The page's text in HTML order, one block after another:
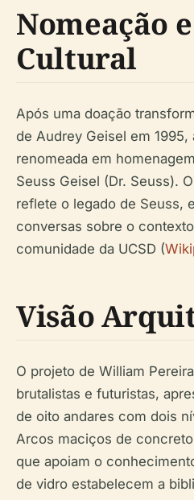
Nomeação
Cultural
Após uma doação
de Audrey Geisel em
renomeada em
Seuss Geisel (Dr. Seuss).
reflete o legado de Seuss,
conversas sobre o
comunidade da UCSD (
Visão
O projeto de William
brutalistas e futuristas,
de oito andares com dois
Arcos maciços de
que apoiam o
de vidro estabelecem a